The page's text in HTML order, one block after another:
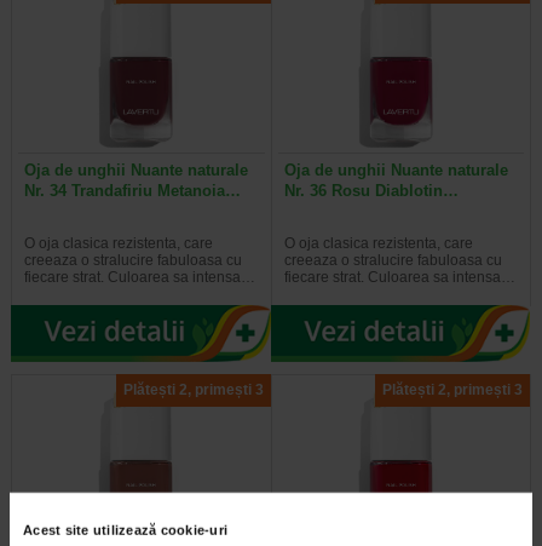
Acest site utilizează cookie-uri
Oja de unghii Nuante naturale
Nr. 34 Trandafiriu Metanoia…
O oja clasica rezistenta, care
creeaza o stralucire fabuloasa cu
fiecare strat. Culoarea sa intensa…
Oja de unghii Nuante naturale
Nr. 36 Rosu Diablotin…
O oja clasica rezistenta, care
creeaza o stralucire fabuloasa cu
fiecare strat. Culoarea sa intensa…
Plătești 2, primești 3 Plătești 2, primești 3